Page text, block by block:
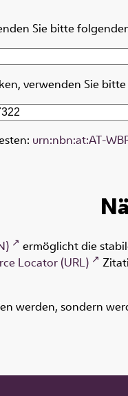
Sie bitte
verwenden Sie
urn:nbn:at:AT-
ermöglicht die
Locator (URL)
werden, sondern